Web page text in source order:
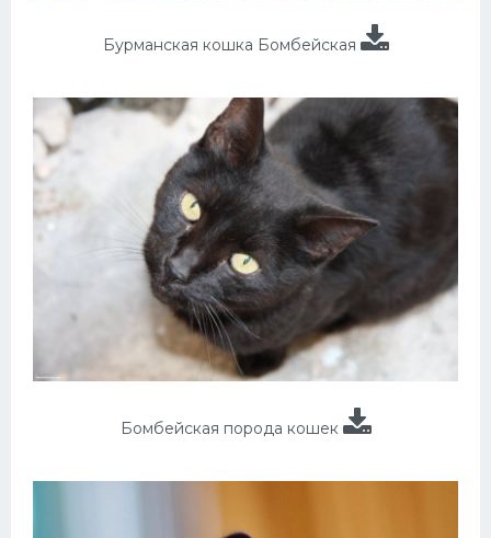
Бурманская кошка Бомбейская
Бомбейская порода кошек